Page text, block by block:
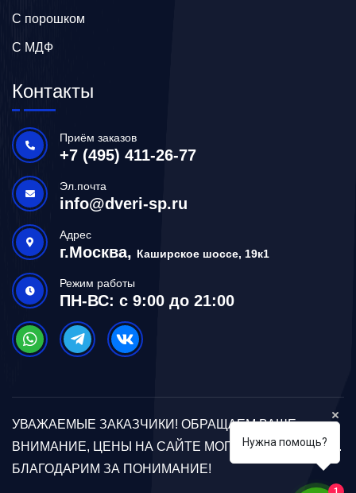
С порошком
С МДФ
Контакты
Приём заказов
+7 (495) 411-26-77
Эл.почта
info@dveri-sp.ru
Адрес
г.Москва, Каширское шоссе, 19к1
Режим работы
ПН-ВС: с 9:00 до 21:00
УВАЖАЕМЫЕ ЗАКАЗЧИКИ! ОБРАЩАЕМ ВАШЕ
ВНИМАНИЕ, ЦЕНЫ НА САЙТЕ МОГУТ ОТЛИЧАТЬСЯ.
БЛАГОДАРИМ ЗА ПОНИМАНИЕ!
Нужна помощь?